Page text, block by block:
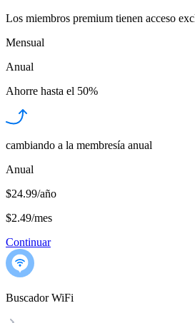
Los miembros premium tienen acceso
Mensual
Anual
Ahorre hasta el 50%
cambiando a la membresía anual
Anual
$24.99/año
$2.49/mes
Continuar
Buscador WiFi